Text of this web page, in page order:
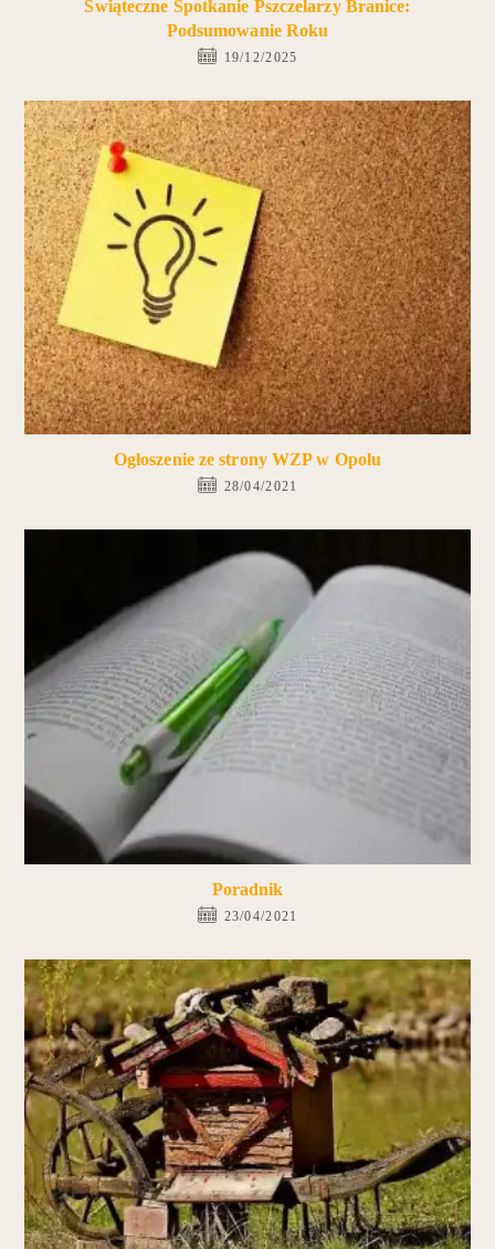
Świąteczne Spotkanie Pszczelarzy Branice:
Podsumowanie Roku
19/12/2025
Ogłoszenie ze strony WZP w Opolu
28/04/2021
Poradnik
23/04/2021